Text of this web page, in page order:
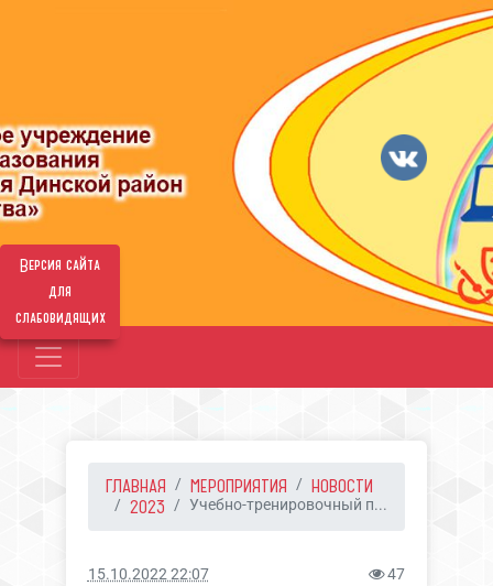
Версия сайта
для
слабовидящих
ГЛАВНАЯ МЕРОПРИЯТИЯ
НОВОСТИ
2023
Учебно-тренировочный п...
15.10.2022 22:07 47